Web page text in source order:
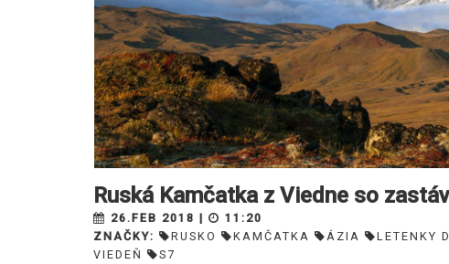
Ruská Kamčatka z Viedne so
26.FEB 2018 |
11:20
ZNAČKY:
RUSKO KAMČATKA ÁZIA LETENKY
VIEDEŇ
S7